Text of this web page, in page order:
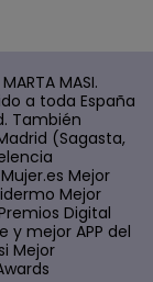
MASI.
a toda España
También
(Sagasta,
Mejor
Mejor
Digital
y mejor APP del
Mejor